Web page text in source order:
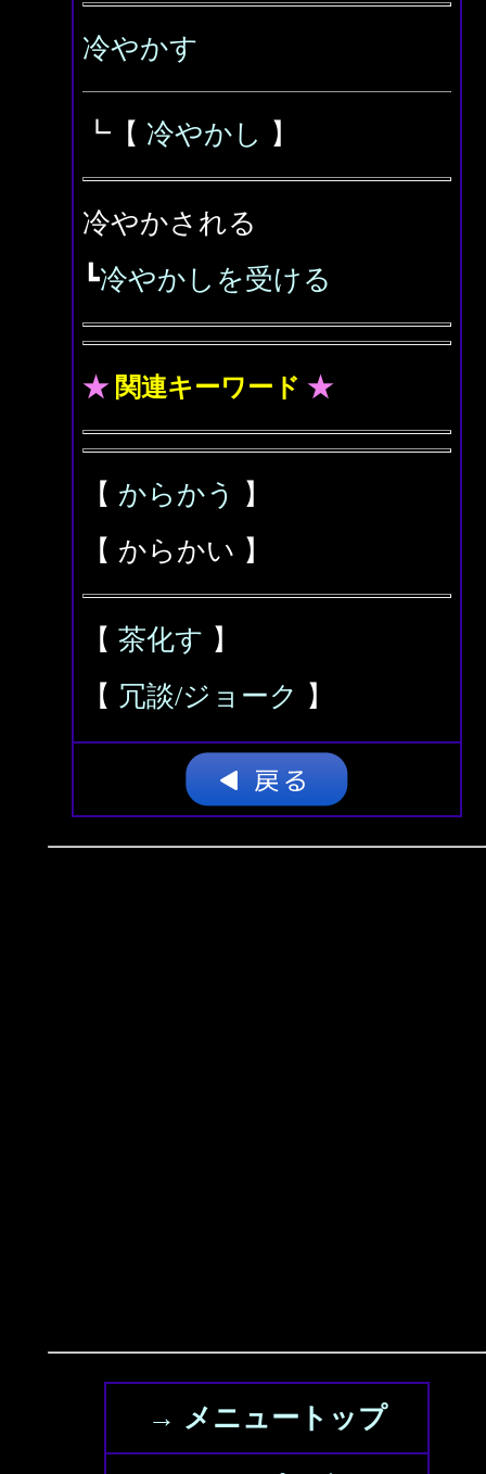
冷やかす
┗【 冷やかし 】
冷やかされる
┗冷やかしを受ける
★ 関連キーワード ★
【 からかう
】
【 からかい 】
【 茶化す 】
【 冗談/ジョーク 】
→ メニュートップ